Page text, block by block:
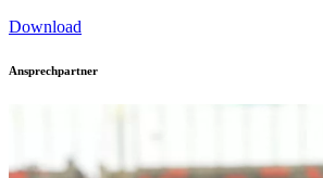
Download
Ansprechpartner